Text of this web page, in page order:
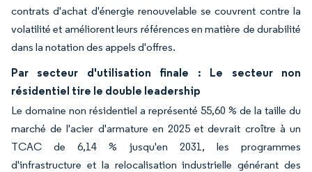
contrats d'achat d'énergie renouvelable se couvrent contre la
volatilité et améliorent leurs références en matière de durabilité
dans la notation des appels d'offres.
Par secteur d'utilisation finale : Le secteur non
résidentiel tire le double leadership
Le domaine non résidentiel a représenté 55,60 % de la taille du
marché de l'acier d'armature en 2025 et devrait croître à un
TCAC de 6,14 % jusqu'en 2031, les programmes
d'infrastructure et la relocalisation industrielle générant des